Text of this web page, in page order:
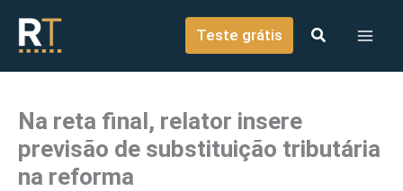
conteúdo
Teste grátis
Na reta final, relator insere
previsão de substituição tributária
na reforma